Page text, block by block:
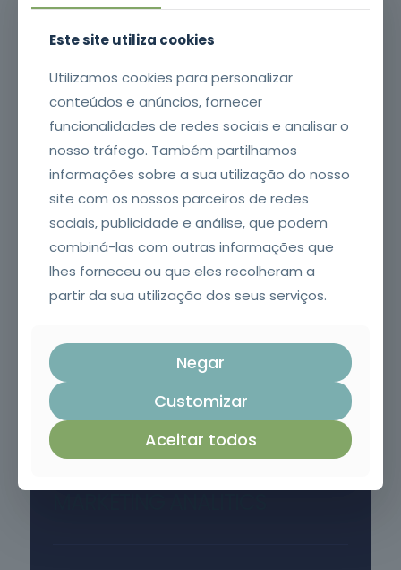
problem big. 30,000ft rundown regroup left roll die
Apply
Este site utiliza cookies
Utilizamos cookies para personalizar
conteúdos e anúncios, fornecer
funcionalidades de redes sociais e analisar o
nosso tráfego. Também partilhamos
informações sobre a sua utilização do nosso
site com os nossos parceiros de redes
sociais, publicidade e análise, que podem
combiná-las com outras informações que
lhes forneceu ou que eles recolheram a
partir da sua utilização dos seus serviços.
Negar
Customizar
Aceitar todos